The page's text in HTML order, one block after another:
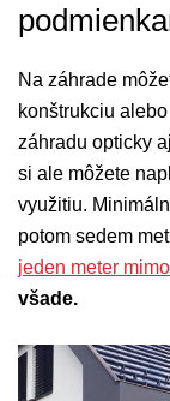
Na záhrade
konštrukciu
záhradu opticky
si ale môžete
využitiu.
potom sedem
jeden meter
všade.